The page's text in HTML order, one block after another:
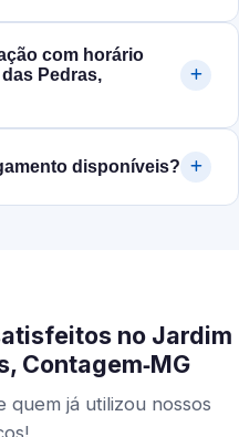
com horário
Pedras,
disponíveis?
no Jardim
Contagem‑MG
quem já utilizou nossos